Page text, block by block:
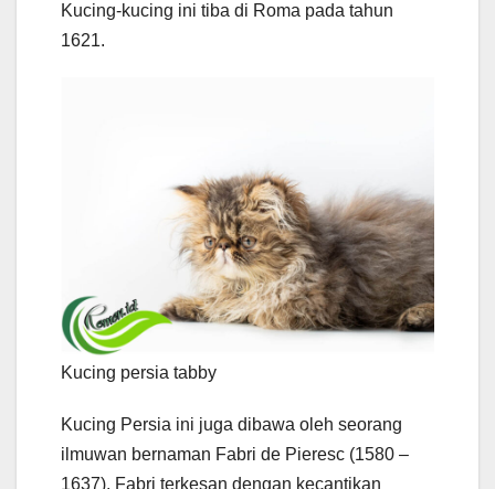
Kucing-kucing ini tiba di Roma pada tahun
1621.
Kucing persia tabby
Kucing Persia ini juga dibawa oleh seorang
ilmuwan bernaman Fabri de Pieresc (1580 –
1637). Fabri terkesan dengan kecantikan